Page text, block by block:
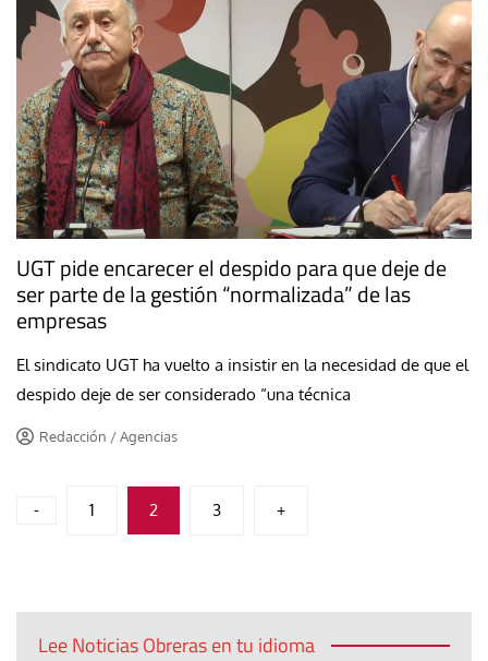
UGT pide encarecer el despido para que deje de
ser parte de la gestión “normalizada” de las
empresas
El sindicato UGT ha vuelto a insistir en la necesidad de que el
despido deje de ser considerado “una técnica
Redacción / Agencias
Paginación
- 1 2 3 +
Lee Noticias Obreras en tu idioma